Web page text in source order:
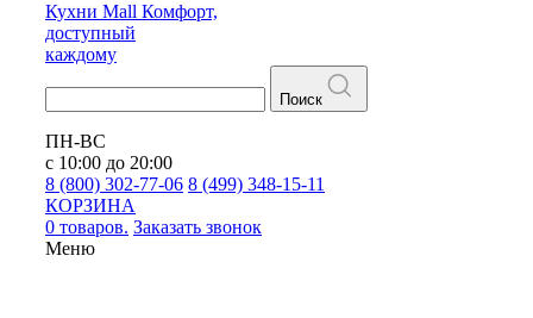
Кухни Mall Комфорт,
доступный
каждому
Поиск
ПН-ВС
с 10:00 до 20:00
8 (800) 302-77-06 8 (499) 348-15-11
КОРЗИНА
0 товаров. Заказать звонок
Меню